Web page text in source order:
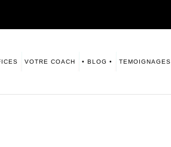
VOTRE COACH • BLOG • TEMOIGNAGES